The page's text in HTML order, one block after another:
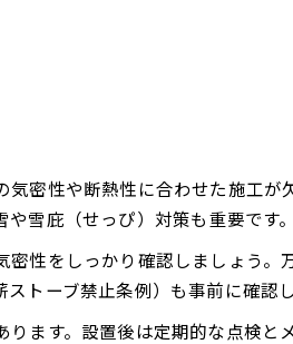
トーブを朝まで快適に使う運転術
防止に役立つペレットストーブの
際の注意点と正しい使い方
ナンスで安心のペレットストーブ
ト推進協議会の情報活用術
と快適に暮らすための配慮事例
密性や断熱性に合わせた施工
雪庇（せっぴ）対策も重要です。
性をしっかり確認しましょう
トーブ禁止条例）も事前に確認
ます。設置後は定期的な点検と